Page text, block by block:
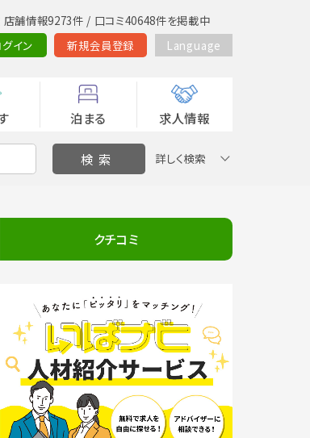
店舗情報9273件 / 口コミ40648件を掲載中
イン
新規会員登録 Language
泊まる 求人情報
詳しく検索
クチコミ